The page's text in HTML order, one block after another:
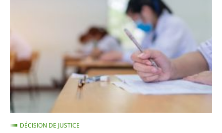
le
juge
des
référés
ne
suspend
pasDÉCISION DE JUSTICE